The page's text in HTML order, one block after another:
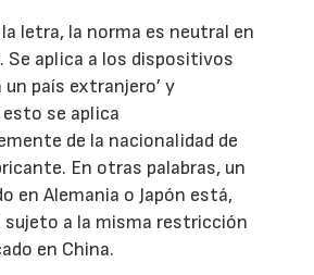
la letra, la norma es neutral en
Se aplica a los dispositivos
un país extranjero’ y
se aplica
de la nacionalidad de
En otras palabras, un
en Alemania o Japón está,
sujeto a la misma restricción
en China.